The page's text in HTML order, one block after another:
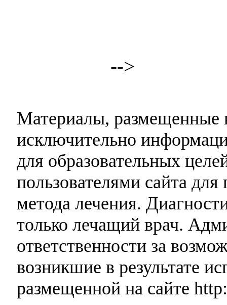
-->
Материалы, размещенные
исключительно
для образовательных
пользователями сайта
метода лечения.
только лечащий врач.
ответственности за
возникшие в результате
размещенной на сайте